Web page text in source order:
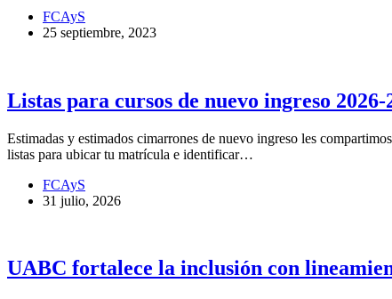
FCAyS
25 septiembre, 2023
Listas para cursos de nuevo ingreso 2026-
Estimadas y estimados cimarrones de nuevo ingreso les
listas para ubicar tu matrícula e identificar…
FCAyS
31 julio, 2026
UABC fortalece la inclusión con